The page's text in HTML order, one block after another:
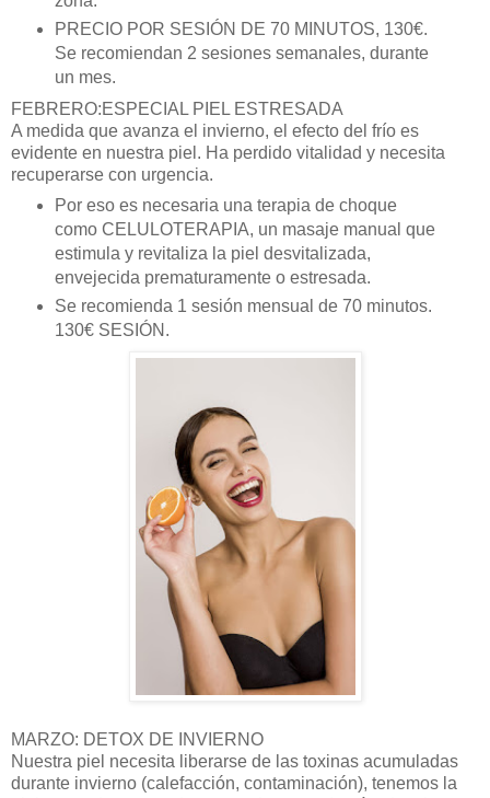
PRECIO POR SESI ÓN DE 70 MINUTOS, 130€.
Se recomiendan 2 sesiones semanales, durante
un mes.
FEBRERO:ESPECIAL PIEL ESTRESADA
A medida que avanza el invierno, el efecto del frío es
evidente en nuestra piel. Ha perdido vitalidad y necesita
recuperarse con urgencia.
Por eso es necesaria una terapia de choque
como CELULOTERAPIA, un masaje manual que
estimula y revitaliza la piel desvitalizada,
envejecida prematuramente o estresada.
Se recomienda 1 sesión mensual de 70 minutos.
130€ SESI ÓN.
MARZO: DETOX DE INVIERNO
Nuestra piel necesita liberarse de las toxinas acumuladas
durante invierno (calefacción, contaminación), tenemos la